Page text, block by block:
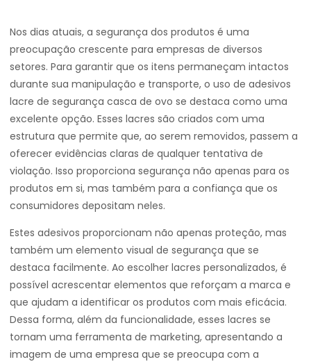
Nos dias atuais, a segurança dos produtos é uma
preocupação crescente para empresas de diversos
setores. Para garantir que os itens permaneçam intactos
durante sua manipulação e transporte, o uso de adesivos
lacre de segurança casca de ovo se destaca como uma
excelente opção. Esses lacres são criados com uma
estrutura que permite que, ao serem removidos, passem a
oferecer evidências claras de qualquer tentativa de
violação. Isso proporciona segurança não apenas para os
produtos em si, mas também para a confiança que os
consumidores depositam neles.
Estes adesivos proporcionam não apenas proteção, mas
também um elemento visual de segurança que se
destaca facilmente. Ao escolher lacres personalizados, é
possível acrescentar elementos que reforçam a marca e
que ajudam a identificar os produtos com mais eficácia.
Dessa forma, além da funcionalidade, esses lacres se
tornam uma ferramenta de marketing, apresentando a
imagem de uma empresa que se preocupa com a